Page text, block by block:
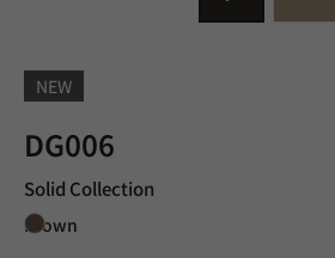
NEW
DG006, Solid, BENIF
DG006
Solid Collection
Brown